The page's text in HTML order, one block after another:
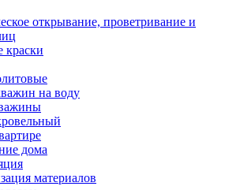
открывание, проветривание и
краски
на воду
дома
материалов